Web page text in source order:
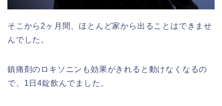
そこから2ヶ月間、ほとんど家から出ることはできませ
んでした。
鎮痛剤のロキソニンも効果がきれると動けなくなるの
で、1日4錠飲んでました。